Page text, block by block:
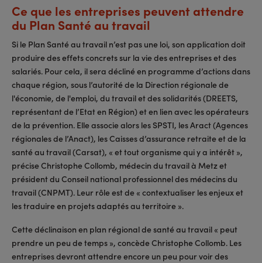
Ce que les entreprises peuvent attendre
du Plan Santé au travail
Si le Plan Santé au travail n’est pas une loi, son application doit
produire des effets concrets sur la vie des entreprises et des
salariés. Pour cela, il sera décliné en programme d’actions dans
chaque région, sous l’autorité de la Direction régionale de
l'économie, de l'emploi, du travail et des solidarités (DREETS,
représentant de l’Etat en Région) et en lien avec les opérateurs
de la prévention. Elle associe alors les SPSTI, les Aract (Agences
régionales de l’Anact), les Caisses d’assurance retraite et de la
santé au travail (Carsat), « et tout organisme qui y a intérêt »,
précise Christophe Collomb, médecin du travail à Metz et
président du Conseil national professionnel des médecins du
travail (CNPMT). Leur rôle est de « contextualiser les enjeux et
les traduire en projets adaptés au territoire ».
Cette déclinaison en plan régional de santé au travail « peut
prendre un peu de temps », concède Christophe Collomb. Les
entreprises devront attendre encore un peu pour voir des